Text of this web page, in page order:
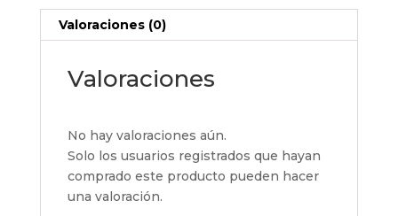
Valoraciones (0)
Valoraciones
No hay valoraciones aún.
Solo los usuarios registrados que hayan
comprado este producto pueden hacer
una valoración.